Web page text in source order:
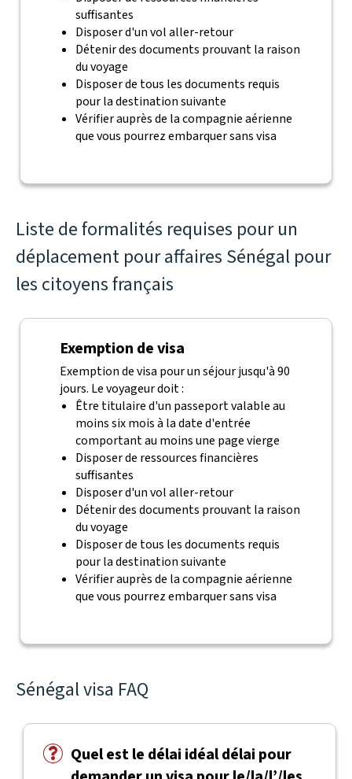
suffisantes
Disposer d'un vol aller-retour
Détenir des documents prouvant la raison
du voyage
Disposer de tous les documents requis
pour la destination suivante
Vérifier auprès de la compagnie aérienne
que vous pourrez embarquer sans visa
Liste de formalités requises pour un
déplacement pour affaires Sénégal pour
les citoyens français
Exemption de visa
Exemption de visa pour un séjour jusqu'à 90
jours. Le voyageur doit :
Être titulaire d'un passeport valable au
moins six mois à la date d'entrée
comportant au moins une page vierge
Disposer de ressources financières
suffisantes
Disposer d'un vol aller-retour
Détenir des documents prouvant la raison
du voyage
Disposer de tous les documents requis
pour la destination suivante
Vérifier auprès de la compagnie aérienne
que vous pourrez embarquer sans visa
Sénégal visa FAQ
Quel est le délai idéal délai pour